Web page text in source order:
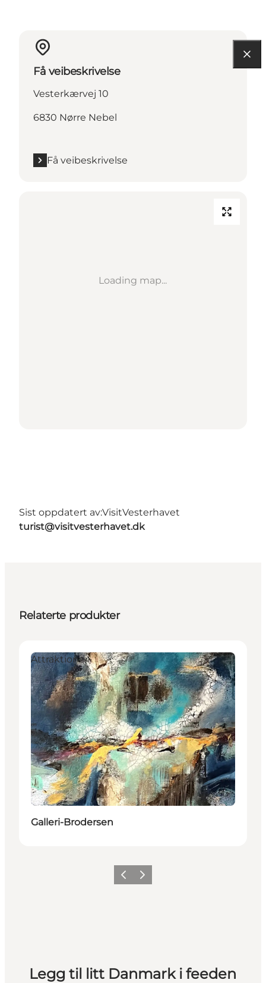
Få veibeskrivelse
Vesterkærvej 10
6830 Nørre Nebel
Få veibeskrivelse
Loading map...
Sist oppdatert av:VisitVesterhavet
turist@visitvesterhavet.dk
Relaterte produkter
Attraktioner
Galleri-Brodersen
ForrigeNeste
Legg til litt Danmark i feeden